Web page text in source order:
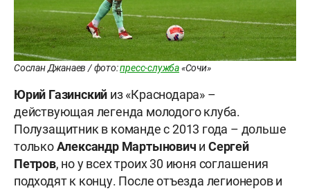
Сослан Джанаев / фото:пресс-служба«Сочи»
Юрий Газинский из «Краснодара» –
действующая легенда молодого клуба.
Полузащитник в команде с 2013 года – дольше
толькоАлександр Мартынович иСергей
Петров, но у всех троих 30 июня соглашения
подходят к концу. После отъезда легионеров и